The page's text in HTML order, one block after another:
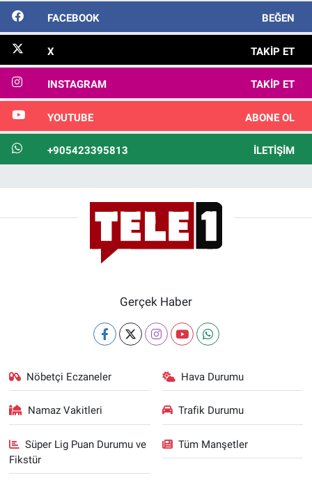
FACEBOOK BEĞEN
X TAKIP ET
INSTAGRAM TAKIP ET
YOUTUBE ABONE OL
+905423395813 İLETIŞIM
Gerçek Haber
Nöbetçi Eczaneler Hava Durumu
Namaz Vakitleri Trafik Durumu
Süper Lig Puan Durumu ve
Fikstür
Tüm Manşetler